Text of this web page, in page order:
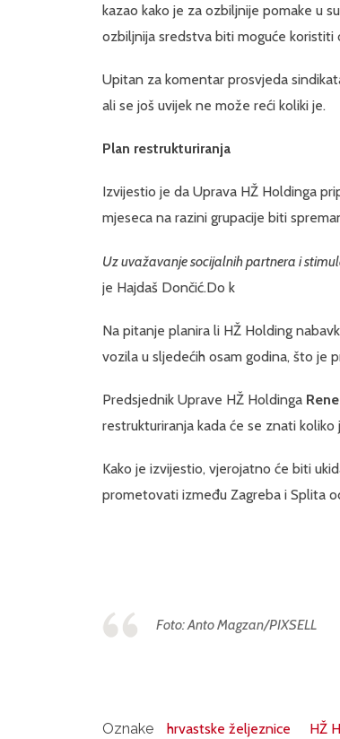
kazao kako je za ozbiljnije pomake u
ozbiljnija sredstva biti moguće koristiti
Upitan za komentar prosvjeda
ali se još uvijek ne može reći koliki je.
Plan restrukturiranja
Izvijestio je da Uprava HŽ Holdinga
mjeseca na razini grupacije biti
Uz uvažavanje socijalnih partnera i
je Hajdaš Dončić.Do k
Na pitanje planira li HŽ Holding
vozila u sljedećih osam godina, što je
Predsjednik Uprave HŽ Holdinga
restrukturiranja kada će se znati koliko
Kako je izvijestio, vjerojatno će biti
prometovati između Zagreba i Splita
Foto: Anto Magzan/PIXSELL
Oznake hrvastske željeznice HŽ